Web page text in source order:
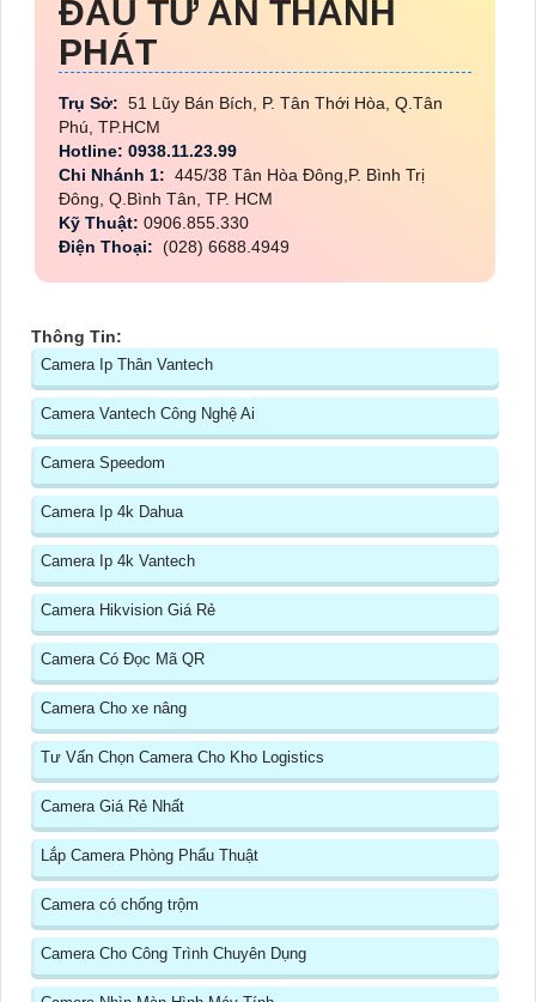
ĐẦU TƯ AN THÀNH
PHÁT
Trụ Sở: 51 Lũy Bán Bích, P. Tân Thới Hòa, Q.Tân
Phú, TP.HCM
Hotline: 0938.11.23.99
Chi Nhánh 1: 445/38 Tân Hòa Đông,P. Bình Trị
Đông, Q.Bình Tân, TP. HCM
Kỹ Thuật: 0906.855.330
Điện Thoại: (028) 6688.4949
Thông Tin:
Camera Ip Thân Vantech
Camera Vantech Công Nghệ Ai
Camera Speedom
Camera Ip 4k Dahua
Camera Ip 4k Vantech
Camera Hikvision Giá Rẻ
Camera Có Đọc Mã QR
Camera Cho xe nâng
Tư Vấn Chọn Camera Cho Kho Logistics
Camera Giá Rẻ Nhất
Lắp Camera Phòng Phẩu Thuật
Camera có chống trộm
Camera Cho Công Trình Chuyên Dụng